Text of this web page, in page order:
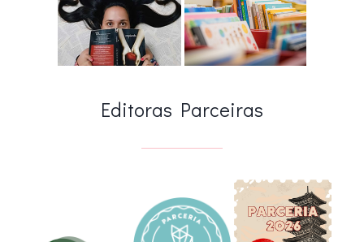
Editoras Parceiras